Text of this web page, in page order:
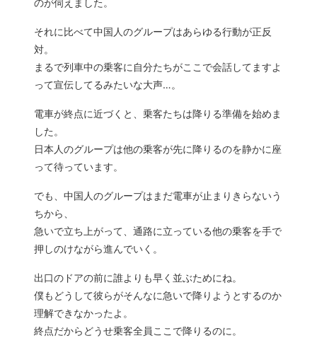
それに比べて中国人のグループはあらゆる行動が正反
対。
まるで列車中の乗客に自分たちがここで会話してますよ
って宣伝してるみたいな大声…。
電車が終点に近づくと、乗客たちは降りる準備を始めま
した。
日本人のグループは他の乗客が先に降りるのを静かに座
って待っています。
でも、中国人のグループはまだ電車が止まりきらないう
ちから、
急いで立ち上がって、通路に立っている他の乗客を手で
押しのけながら進んでいく。
出口のドアの前に誰よりも早く並ぶためにね。
僕もどうして彼らがそんなに急いで降りようとするのか
理解できなかったよ。
終点だからどうせ乗客全員ここで降りるのに。